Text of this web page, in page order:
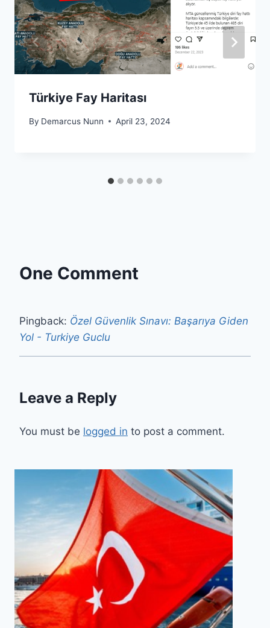
Türkiye Fay Haritası
By Demarcus Nunn April 23, 2024
One Comment
Pingback: Özel Güvenlik Sınavı: Başarıya Giden
Yol - Turkiye Guclu
Leave a Reply
You must be logged in to post a comment.